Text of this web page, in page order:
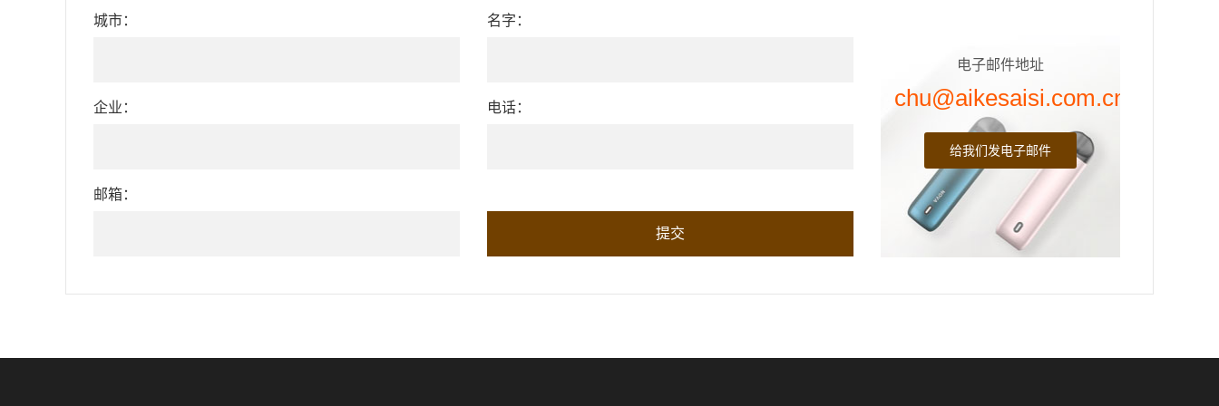
城市：
企业：
邮箱：
名字：
电话：
电子邮件地址
chu@aikesaisi.com.cn
给我们发电子邮件